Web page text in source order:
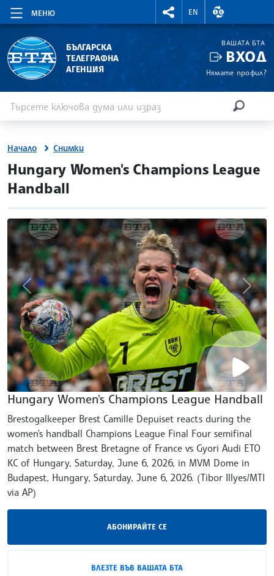
МЕНЮ
RIGHTMENU.SOCIAL
EN
ВАЛУТНИ
БЪЛГАРСКА
ТЕЛЕГРАФНА
АГЕНЦИЯ
ВАШАТА БТА
ВХОД
Нямате профил?
Начало Снимки
Hungary Women's Champions League
Handball
gallery.prev
Hungary Women's Champions League Handball
Brestogalkeeper Brest Camille Depuiset reacts during the
women's handball Champions League Final Four semifinal
match between Brest Bretagne of France vs Gyori Audi ETO
KC of Hungary, Saturday, June 6, 2026, in MVM Dome in
Budapest, Hungary, Saturday, June 6, 2026. (Tibor Illyes/MTI
via AP)
АБОНИРАЙТЕ СЕ
ВЛЕЗТЕ ВЪВ ВАШАТА БТА